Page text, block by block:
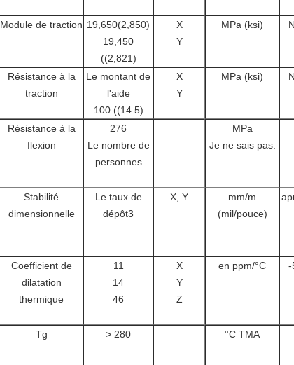
Module de traction 19,650(2,850)
19,450
((2,821)
X
Y
MPa (ksi)
Résistance à la
traction
Le montant de
l'aide
100 ((14.5)
X
Y
MPa (ksi)
Résistance à la
flexion
276
Le nombre de
personnes
MPa
Je ne sais pas.
Stabilité
dimensionnelle
Le taux de
dépôt3
X, Y
mm/m
(mil/pouce)
Coefficient de
dilatation
thermique
11
14
46
X
Y
Z
en ppm/°C -
Tg
> 280 °C TMA